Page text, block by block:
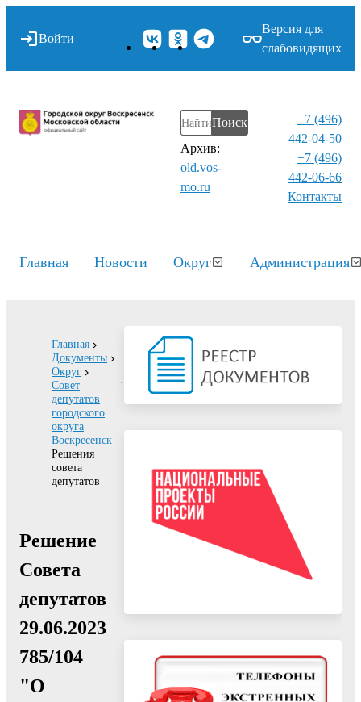
Войти
Версия для
слабовидящих
Поиск
Архив:
old.vos-
mo.ru
+7 (496)
442-04-50
+7 (496)
442-06-66
Контакты⁠
Главная Новости Округ Администрация
Главная
Документы
Округ
Совет
депутатов
городского
округа
Воскресенск
Решения
совета
депутатов
Решение
Совета
депутатов
29.06.2023
785/104
"О